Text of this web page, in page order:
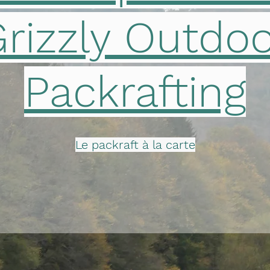
Packrafting
Le packraft à la carte